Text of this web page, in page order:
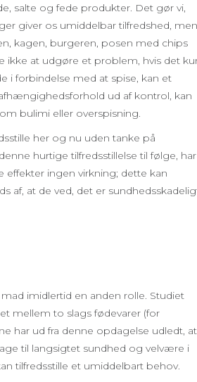
salte og fede produkter. Det gør vi,
giver os umiddelbar tilfredshed,
kagen, burgeren, posen med chips
ikke at udgøre et problem, hvis det
i forbindelse med at spise, kan et
ud af kontrol, kan
bulimi eller overspisning.
her og nu uden tanke på
hurtige tilfredsstillelse til følge, har
ingen virkning; dette kan
af, at de ved, det er
imidlertid en anden rolle. Studiet
mellem to slags fødevarer (for
har ud fra denne opdagelse udledt, at
til langsigtet sundhed og velvære i
tilfredsstille et umiddelbart behov.